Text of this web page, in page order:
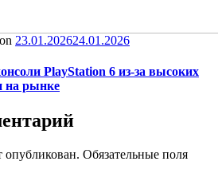
23.01.202624.01.2026
PlayStation 6 из-за высоких
на рынке
опубликован. Обязательные поля